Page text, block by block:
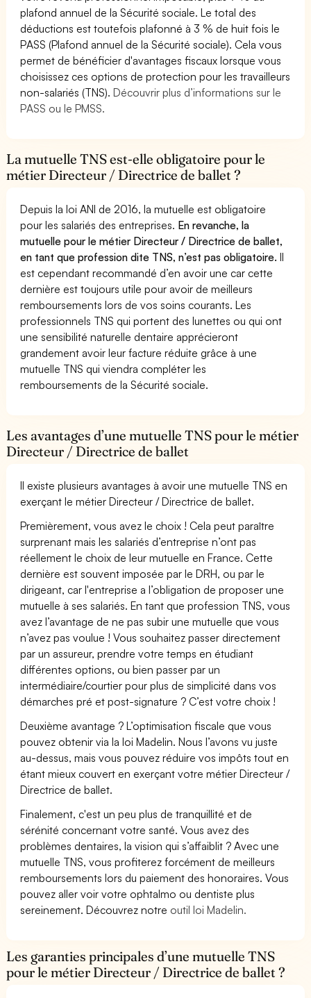
plafond annuel de la Sécurité sociale. Le total des
déductions est toutefois plafonné à 3 % de huit fois le
PASS (Plafond annuel de la Sécurité sociale). Cela vous
permet de bénéficier d'avantages fiscaux lorsque vous
choisissez ces options de protection pour les travailleurs
non-salariés (TNS).Découvrir plus d’informations sur le
PASS ou le PMSS.
La mutuelle TNS est-elle obligatoire pour le
métier Directeur / Directrice de ballet ?
Depuis la loi ANI de 2016, la mutuelle est obligatoire
pour les salariés des entreprises. En revanche, la
mutuelle pour le métier Directeur / Directrice de ballet,
en tant que profession dite TNS, n’est pas obligatoire.Il
est cependant recommandé d’en avoir une car cette
dernière est toujours utile pour avoir de meilleurs
remboursements lors de vos soins courants. Les
professionnels TNS qui portent des lunettes ou qui ont
une sensibilité naturelle dentaire apprécieront
grandement avoir leur facture réduite grâce à une
mutuelle TNS qui viendra compléter les
remboursements de la Sécurité sociale.
Les avantages d’une mutuelle TNS pour le métier
Directeur / Directrice de ballet
Il existe plusieurs avantages à avoir une mutuelle TNS en
exerçant le métier Directeur / Directrice de ballet.
Premièrement, vous avez le choix ! Cela peut paraître
surprenant mais les salariés d’entreprise n’ont pas
réellement le choix de leur mutuelle en France. Cette
dernière est souvent imposée par le DRH, ou par le
dirigeant, car l'entreprise a l’obligation de proposer une
mutuelle à ses salariés. En tant que profession TNS, vous
avez l’avantage de ne pas subir une mutuelle que vous
n’avez pas voulue ! Vous souhaitez passer directement
par un assureur, prendre votre temps en étudiant
différentes options, ou bien passer par un
intermédiaire/courtier pour plus de simplicité dans vos
démarches pré et post-signature ? C’est votre choix !
Deuxième avantage ? L’optimisation fiscale que vous
pouvez obtenir via la loi Madelin. Nous l’avons vu juste
au-dessus, mais vous pouvez réduire vos impôts tout en
étant mieux couvert en exerçant votre métier Directeur /
Directrice de ballet.
Finalement, c'est un peu plus de tranquillité et de
sérénité concernant votre santé. Vous avez des
problèmes dentaires, la vision qui s’affaiblit ? Avec une
mutuelle TNS, vous profiterez forcément de meilleurs
remboursements lors du paiement des honoraires. Vous
pouvez aller voir votre ophtalmo ou dentiste plus
sereinement. Découvrez notre outil loi Madelin.
Les garanties principales d’une mutuelle TNS
pour le métier Directeur / Directrice de ballet ?